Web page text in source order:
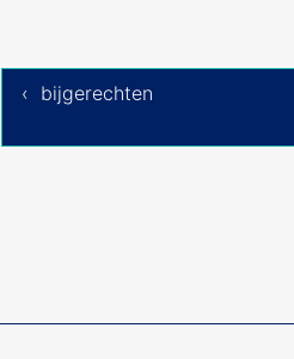
‹ bijgerechten